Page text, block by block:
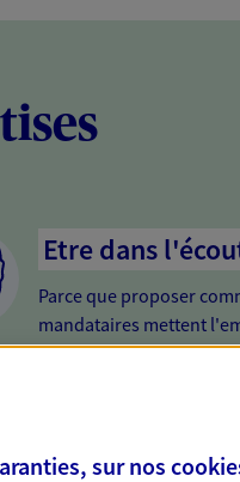
Etre dans
Parce que proposer
mandataires mettent
pour mieux comprendre
sur nos